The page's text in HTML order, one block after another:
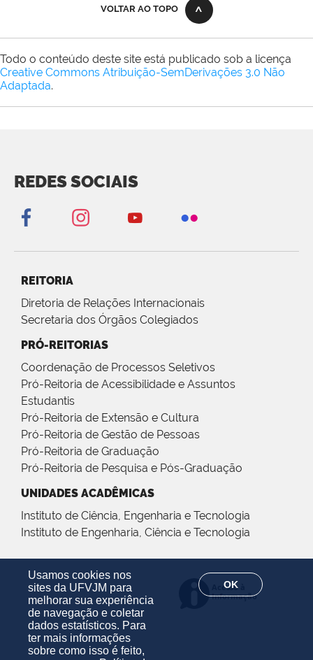
Usamos cookies nos
sites da UFVJM para
melhorar sua experiência
de navegação e coletar
dados estatísticos. Para
ter mais informações
sobre como isso é feito,
OK
VOLTAR AO TOPO
Todo o conteúdo deste site está publicado sob a licença
Creative Commons Atribuição-SemDerivações 3.0 Não
Adaptada.
REDES SOCIAIS
REITORIA
Diretoria de Relações Internacionais
Secretaria dos Órgãos Colegiados
PRÓ-REITORIAS
Coordenação de Processos Seletivos
Pró-Reitoria de Acessibilidade e Assuntos
Estudantis
Pró-Reitoria de Extensão e Cultura
Pró-Reitoria de Gestão de Pessoas
Pró-Reitoria de Graduação
Pró-Reitoria de Pesquisa e Pós-Graduação
UNIDADES ACADÊMICAS
Instituto de Ciência, Engenharia e Tecnologia
Instituto de Engenharia, Ciência e Tecnologia